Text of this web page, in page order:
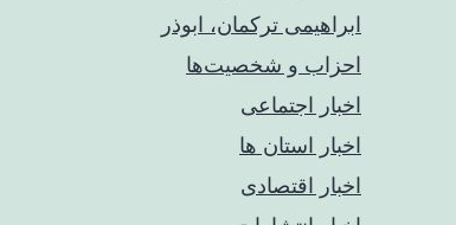
ابراهیمی ترکمان، ابوذر
احزاب و شخصیت‌ها
اخبار اجتماعی
اخبار استان ها
اخبار اقتصادی